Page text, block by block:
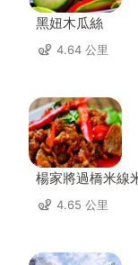
黑妞木瓜絲
4.64 公里
楊家將過橋米線
4.65 公里